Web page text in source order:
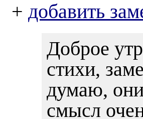
+ добавить
Доброе
стихи,
думаю,
смысл